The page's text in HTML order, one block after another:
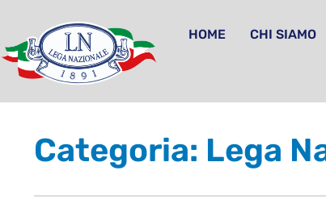
HOME CHI SIAMO
Categoria: Lega